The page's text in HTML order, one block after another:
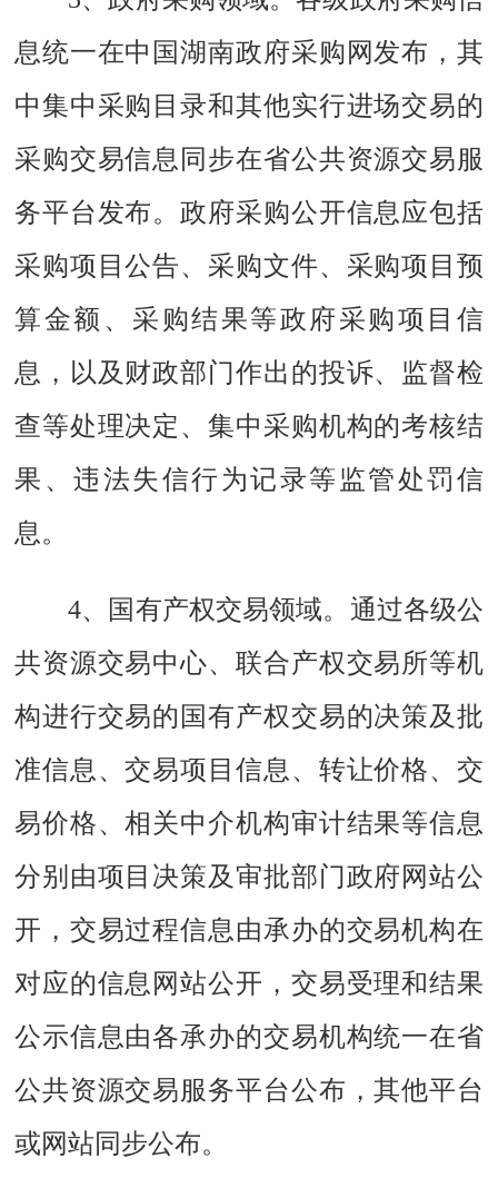
息统一在中国湖南政府采购网发布，其
中集中采购目录和其他实行进场交易的
采购交易信息同步在省公共资源交易服
务平台发布。政府采购公开信息应包括
采购项目公告、采购文件、采购项目预
算金额、采购结果等政府采购项目信
息，以及财政部门作出的投诉、监督检
查等处理决定、集中采购机构的考核结
果、违法失信行为记录等监管处罚信
息。
4、国有产权交易领域。 通过各级公
共资源交易中心、联合产权交易所等机
构进行交易的国有产权交易的决策及批
准信息、交易项目信息、转让价格、交
易价格、相关中介机构审计结果等信息
分别由项目决策及审批部门政府网站公
开，交易过程信息由承办的交易机构在
对应的信息网站公开，交易受理和结果
公示信息由各承办的交易机构统一在省
公共资源交易服务平台公布，其他平台
或网站同步公布。